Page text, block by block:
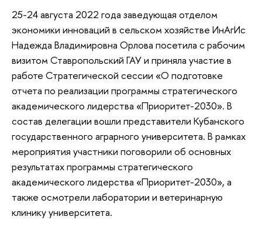
25-24 августа 2022 года заведующая отделом
экономики инноваций в сельском хозяйстве ИнАгИс
Надежда Владимировна Орлова посетила с рабочим
визитом Ставропольский ГАУ и приняла участие в
работе Стратегической сессии «О подготовке
отчета по реализации программы стратегического
академического лидерства «Приоритет-2030». В
состав делегации вошли представители Кубанского
государственного аграрного университета. В рамках
мероприятия участники поговорили об основных
результатахпрограммы стратегического
академического лидерства «Приоритет-2030», а
также осмотрели лаборатории и ветеринарную
клинику университета.